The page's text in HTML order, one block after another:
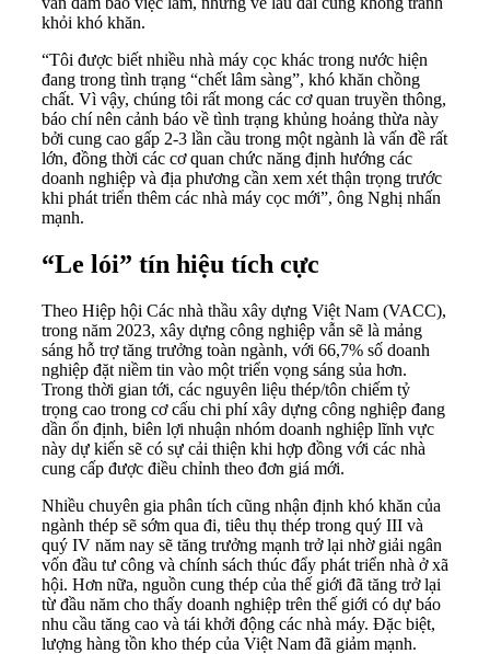
khỏi khó khăn.
“Tôi được biết nhiều nhà máy cọc khác trong nước hiện
đang trong tình trạng “chết lâm sàng”, khó khăn chồng
chất. Vì vậy, chúng tôi rất mong các cơ quan truyền thông,
báo chí nên cảnh báo về tình trạng khủng hoảng thừa này
bởi cung cao gấp 2-3 lần cầu trong một ngành là vấn đề rất
lớn, đồng thời các cơ quan chức năng định hướng các
doanh nghiệp và địa phương cần xem xét thận trọng trước
khi phát triển thêm các nhà máy cọc mới”, ông Nghị nhấn
mạnh.
“Le lói” tín hiệu tích cực
Theo Hiệp hội Các nhà thầu xây dựng Việt Nam (VACC),
trong năm 2023, xây dựng công nghiệp vẫn sẽ là mảng
sáng hỗ trợ tăng trưởng toàn ngành, với 66,7% số doanh
nghiệp đặt niềm tin vào một triển vọng sáng sủa hơn.
Trong thời gian tới, các nguyên liệu thép/tôn chiếm tỷ
trọng cao trong cơ cấu chi phí xây dựng công nghiệp đang
dần ổn định, biên lợi nhuận nhóm doanh nghiệp lĩnh vực
này dự kiến sẽ có sự cải thiện khi hợp đồng với các nhà
cung cấp được điều chỉnh theo đơn giá mới.
Nhiều chuyên gia phân tích cũng nhận định khó khăn của
ngành thép sẽ sớm qua đi, tiêu thụ thép trong quý III và
quý IV năm nay sẽ tăng trưởng mạnh trở lại nhờ giải ngân
vốn đầu tư công và chính sách thúc đẩy phát triển nhà ở xã
hội. Hơn nữa, nguồn cung thép của thế giới đã tăng trở lại
từ đầu năm cho thấy doanh nghiệp trên thế giới có dự báo
nhu cầu tăng cao và tái khởi động các nhà máy. Đặc biệt,
lượng hàng tồn kho thép của Việt Nam đã giảm mạnh.